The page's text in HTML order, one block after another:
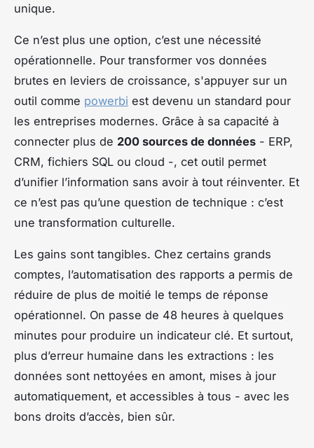
unique.
Ce n’est plus une option, c’est une nécessité
opérationnelle. Pour transformer vos données
brutes en leviers de croissance, s'appuyer sur un
outil comme powerbi est devenu un standard pour
les entreprises modernes. Grâce à sa capacité à
connecter plus de 200 sources de données - ERP,
CRM, fichiers SQL ou cloud -, cet outil permet
d’unifier l’information sans avoir à tout réinventer. Et
ce n’est pas qu’une question de technique : c’est
une transformation culturelle.
Les gains sont tangibles. Chez certains grands
comptes, l’automatisation des rapports a permis de
réduire de plus de moitié le temps de réponse
opérationnel. On passe de 48 heures à quelques
minutes pour produire un indicateur clé. Et surtout,
plus d’erreur humaine dans les extractions : les
données sont nettoyées en amont, mises à jour
automatiquement, et accessibles à tous - avec les
bons droits d’accès, bien sûr.